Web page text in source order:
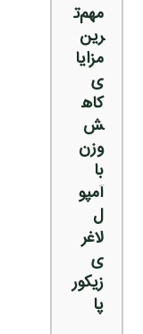
مهم‌ت
رین
مزایا
ی
کاه
ش
وزن
با
آمپو
ل
لاغر
ی
زیکور
پا